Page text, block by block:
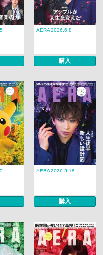
AERA 2026.6.8
購入
AERA 2026.5.18
購入